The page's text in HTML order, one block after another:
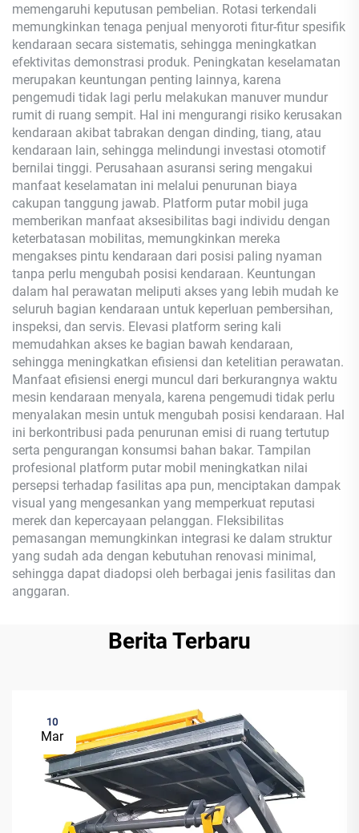
memengaruhi keputusan pembelian. Rotasi terkendali
memungkinkan tenaga penjual menyoroti fitur-fitur spesifik
kendaraan secara sistematis, sehingga meningkatkan
efektivitas demonstrasi produk. Peningkatan keselamatan
merupakan keuntungan penting lainnya, karena
pengemudi tidak lagi perlu melakukan manuver mundur
rumit di ruang sempit. Hal ini mengurangi risiko kerusakan
kendaraan akibat tabrakan dengan dinding, tiang, atau
kendaraan lain, sehingga melindungi investasi otomotif
bernilai tinggi. Perusahaan asuransi sering mengakui
manfaat keselamatan ini melalui penurunan biaya
cakupan tanggung jawab. Platform putar mobil juga
memberikan manfaat aksesibilitas bagi individu dengan
keterbatasan mobilitas, memungkinkan mereka
mengakses pintu kendaraan dari posisi paling nyaman
tanpa perlu mengubah posisi kendaraan. Keuntungan
dalam hal perawatan meliputi akses yang lebih mudah ke
seluruh bagian kendaraan untuk keperluan pembersihan,
inspeksi, dan servis. Elevasi platform sering kali
memudahkan akses ke bagian bawah kendaraan,
sehingga meningkatkan efisiensi dan ketelitian perawatan.
Manfaat efisiensi energi muncul dari berkurangnya waktu
mesin kendaraan menyala, karena pengemudi tidak perlu
menyalakan mesin untuk mengubah posisi kendaraan. Hal
ini berkontribusi pada penurunan emisi di ruang tertutup
serta pengurangan konsumsi bahan bakar. Tampilan
profesional platform putar mobil meningkatkan nilai
persepsi terhadap fasilitas apa pun, menciptakan dampak
visual yang mengesankan yang memperkuat reputasi
merek dan kepercayaan pelanggan. Fleksibilitas
pemasangan memungkinkan integrasi ke dalam struktur
yang sudah ada dengan kebutuhan renovasi minimal,
sehingga dapat diadopsi oleh berbagai jenis fasilitas dan
anggaran.
Berita Terbaru
10
Mar